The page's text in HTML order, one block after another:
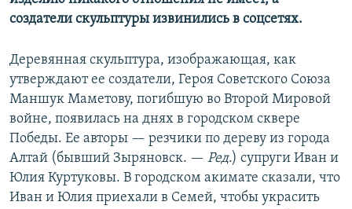
создатели скульптуры извинились в соцсетях.
Деревянная скульптура, изображающая, как
утверждают ее создатели, Героя Советского Союза
Маншук Маметову, погибшую во Второй Мировой
войне, появилась на днях в городском сквере
Победы. Ее авторы — резчики по дереву из города
Алтай (бывший Зыряновск. —​ Ред.) супруги Иван и
Юлия Куртуковы. В городском акимате сказали, что
Иван и Юлия приехали в Семей, чтобы украсить